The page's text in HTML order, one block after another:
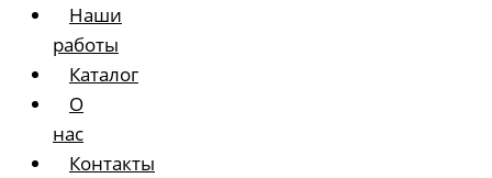
Наши
работы
Каталог
О
нас
Контакты